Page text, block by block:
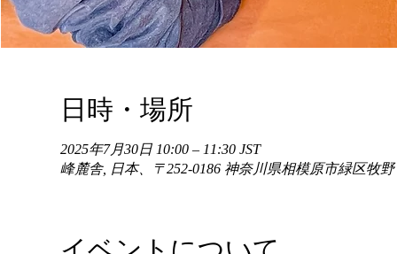
日時・場所
2025年7月30日 10:00 – 11:30 JST
峰麓舎, 日本、〒252-0186 神奈川県相模原市緑区牧